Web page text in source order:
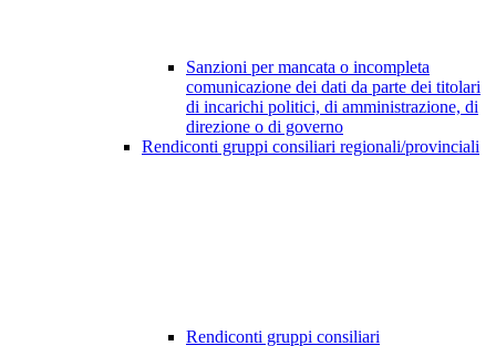
Sanzioni per mancata o incompleta
comunicazione dei dati da parte dei titolari
di incarichi politici, di amministrazione, di
direzione o di governo
Rendiconti gruppi consiliari regionali/provinciali
Rendiconti gruppi consiliari